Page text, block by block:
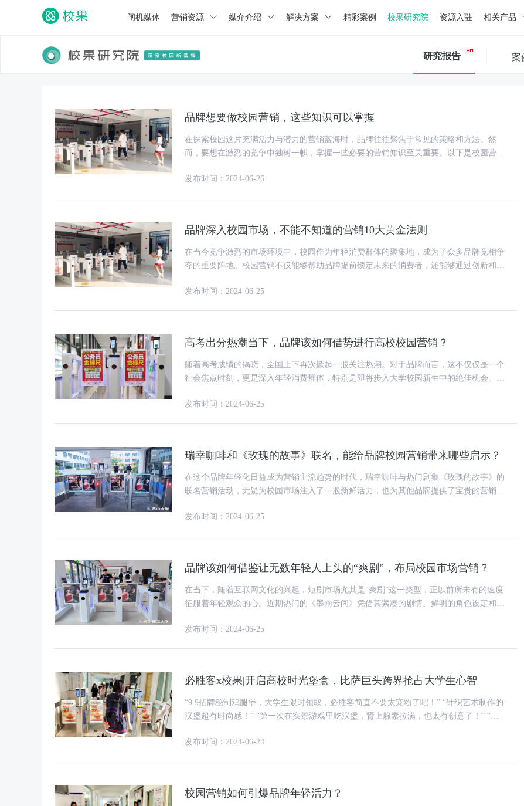
闸机媒体 营销资源 媒介介绍 解决方案 精彩案例 校果研究院 资源入驻 相关产品
研究报告 案
品牌想要做校园营销，这些知识可以掌握
在探索校园这片充满活力与潜力的营销蓝海时，品牌往往聚焦于常见的策略和方法。然
而，要想在激烈的竞争中独树一帜，掌握一些必要的营销知识至关重要。以下是校园营销
发布时间：2024-06-26
品牌深入校园市场，不能不知道的营销10大黄金法则
在当今竞争激烈的市场环境中，校园作为年轻消费群体的聚集地，成为了众多品牌竞相争
夺的重要阵地。校园营销不仅能够帮助品牌提前锁定未来的消费者，还能够通过创新和互
发布时间：2024-06-25
高考出分热潮当下，品牌该如何借势进行高校校园营销？
随着高考成绩的揭晓，全国上下再次掀起一股关注热潮。对于品牌而言，这不仅仅是一个
社会焦点时刻，更是深入年轻消费群体，特别是即将步入大学校园新生中的绝佳机会。借
发布时间：2024-06-25
瑞幸咖啡和《玫瑰的故事》联名，能给品牌校园营销带来哪些启示？
在这个品牌年轻化日益成为营销主流趋势的时代，瑞幸咖啡与热门剧集《玫瑰的故事》的
联名营销活动，无疑为校园市场注入了一股新鲜活力，也为其他品牌提供了宝贵的营销启
发布时间：2024-06-25
品牌该如何借鉴让无数年轻人上头的“爽剧”，布局校园市场营销？
在当下，随着互联网文化的兴起，短剧市场尤其是“爽剧”这一类型，正以前所未有的速度
征服着年轻观众的心。近期热门的《墨雨云间》凭借其紧凑的剧情、鲜明的角色设定和一
发布时间：2024-06-25
必胜客x校果|开启高校时光堡盒，比萨巨头跨界抢占大学生心智
“9.9招牌秘制鸡腿堡，大学生限时领取，必胜客简直不要太宠粉了吧！” “针织艺术制作的
汉堡超有时尚感！” “第一次在实景游戏里吃汉堡，肾上腺素拉满，也太有创意了！” “没
发布时间：2024-06-24
校园营销如何引爆品牌年轻活力？